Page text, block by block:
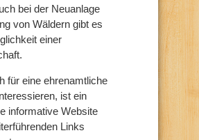
bei der Neuanlage
von Wäldern gibt es
einer
für eine ehrenamtliche
ist ein
informative Website
Links